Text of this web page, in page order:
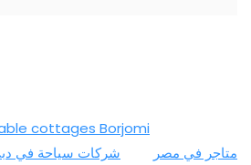
cottages Borjomi
متاجر في مصر
شركات سياحة في